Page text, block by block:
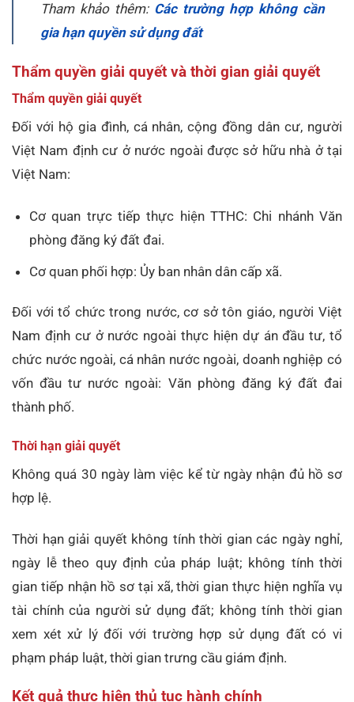
Tham khảo thêm: Các trường hợp không cần
gia hạn quyền sử dụng đất
Thẩm quyền giải quyết và thời gian giải quyết
Thẩm quyền giải quyết
Đối với hộ gia đình, cá nhân, cộng đồng dân cư, người
Việt Nam định cư ở nước ngoài được sở hữu nhà ở tại
Việt Nam:
Cơ quan trực tiếp thực hiện TTHC: Chi nhánh Văn
phòng đăng ký đất đai.
Cơ quan phối hợp: Ủy ban nhân dân cấp xã.
Đối với tổ chức trong nước, cơ sở tôn giáo, người Việt
Nam định cư ở nước ngoài thực hiện dự án đầu tư, tổ
chức nước ngoài, cá nhân nước ngoài, doanh nghiệp có
vốn đầu tư nước ngoài: Văn phòng đăng ký đất đai
thành phố.
Thời hạn giải quyết
Không quá 30 ngày làm việc kể từ ngày nhận đủ hồ sơ
hợp lệ.
Thời hạn giải quyết không tính thời gian các ngày nghỉ,
ngày lễ theo quy định của pháp luật; không tính thời
gian tiếp nhận hồ sơ tại xã, thời gian thực hiện nghĩa vụ
tài chính của người sử dụng đất; không tính thời gian
xem xét xử lý đối với trường hợp sử dụng đất có vi
phạm pháp luật, thời gian trưng cầu giám định.
Kết quả thực hiện thủ tục hành chính